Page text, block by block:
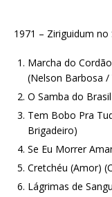
1971 – Ziriguidum no
Marcha do
(Nelson Barbosa /
O Samba do
Tem Bobo Pra
Brigadeiro)
Se Eu Morrer
Cretchéu (Amor)
Lágrimas de